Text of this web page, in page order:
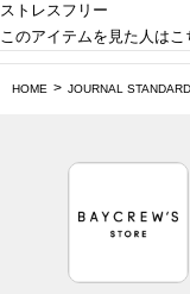
ストレスフリー
このアイテムを見た人は
HOME JOURNAL STANDARD